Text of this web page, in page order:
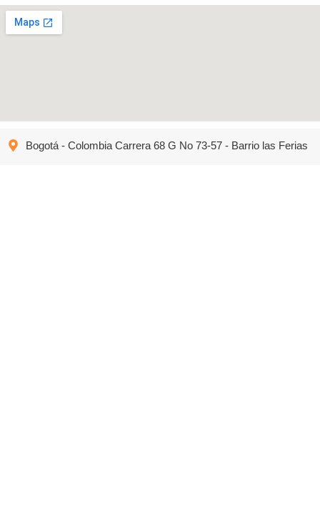
Bogotá - Colombia Carrera 68 G No 73-57 - Barrio las Ferias